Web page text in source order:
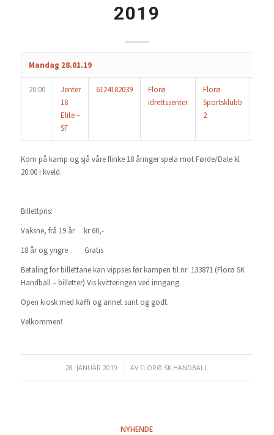
2019
Mandag 28.01.19
20:00
Jenter
18
Elite –
SF
6124182039
Florø
idrettssenter
Florø
Sportsklubb
2
Kom på kamp og sjå våre flinke 18 åringer spela mot Førde/Dale kl
20:00 i kveld.
Billettpris:
Vaksne, frå 19 år kr 60,-
18 år og yngre Gratis
Betaling for billettane kan vippses før kampen til nr: 133871 (Florø SK
Handball – billetter) Vis kvitteringen ved inngang.
Open kiosk med kaffi og annet sunt og godt.
Velkommen!
28. JANUAR 2019
/ AV FLORØ SK HANDBALL
NYHENDE